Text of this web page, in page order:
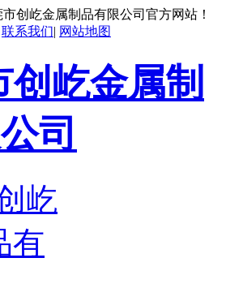
创屹金属制品有限公司官方网站！
联系我们| 网站地图